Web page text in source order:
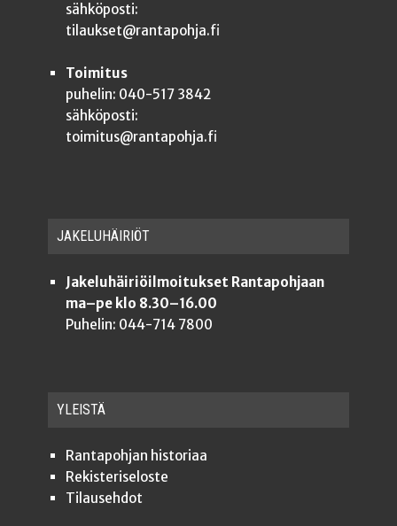
sähköposti:
tilaukset@rantapohja.fi
Toimitus
puhelin: 040-517 3842
sähköposti:
toimitus@rantapohja.fi
JAKE­LU­HÄI­RIÖT
Jakeluhäiriöilmoitukset Rantapohjaan
ma–pe klo 8.30–16.00
Puhelin: 044-714 7800
YLEISTÄ
Ran­ta­poh­jan historiaa
Rekis­te­ri­se­los­te
Tilauseh­dot